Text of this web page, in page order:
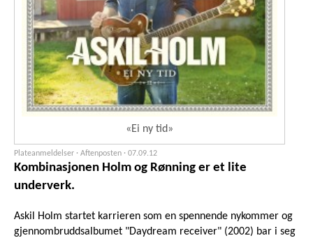
«Ei ny tid»
Plateanmeldelser · Aftenposten · 07.09.12
Kombinasjonen Holm og Rønning er et lite
underverk.
Askil Holm startet karrieren som en spennende nykommer og
gjennombruddsalbumet "Daydream receiver" (2002) bar i seg